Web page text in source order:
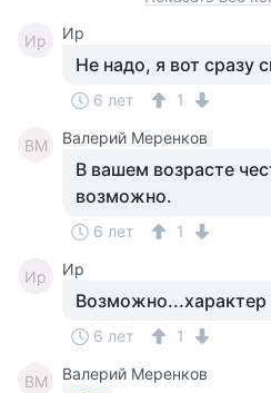
Ир Ир
Не надо, я вот сразу
6 лет 1
ВМ Валерий Меренков
В вашем возрасте
возможно.
6 лет 1
Ир Ир
Возможно...характер
6 лет 1
ВМ
Валерий Меренков